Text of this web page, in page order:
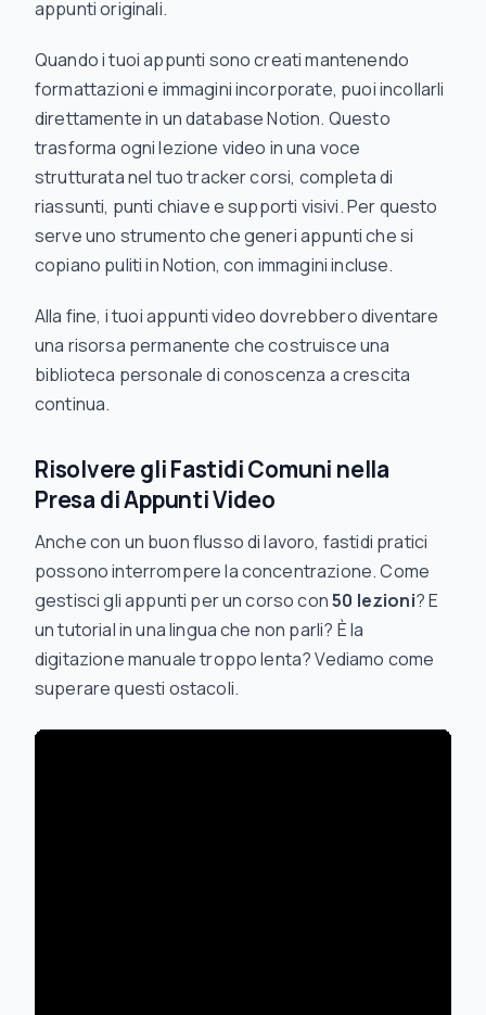
appunti originali.
Quando i tuoi appunti sono creati mantenendo
formattazioni e immagini incorporate, puoi incollarli
direttamente in un database Notion. Questo
trasforma ogni lezione video in una voce
strutturata nel tuo tracker corsi, completa di
riassunti, punti chiave e supporti visivi. Per questo
serve uno strumento che generi appunti che si
copiano puliti in Notion, con immagini incluse.
Alla fine, i tuoi appunti video dovrebbero diventare
una risorsa permanente che costruisce una
biblioteca personale di conoscenza a crescita
continua.
Risolvere gli Fastidi Comuni nella
Presa di Appunti Video
Anche con un buon flusso di lavoro, fastidi pratici
possono interrompere la concentrazione. Come
gestisci gli appunti per un corso con50 lezioni? E
un tutorial in una lingua che non parli? È la
digitazione manuale troppo lenta? Vediamo come
superare questi ostacoli.